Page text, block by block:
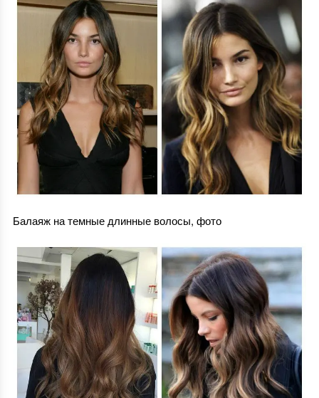
Балаяж на темные длинные волосы, фото